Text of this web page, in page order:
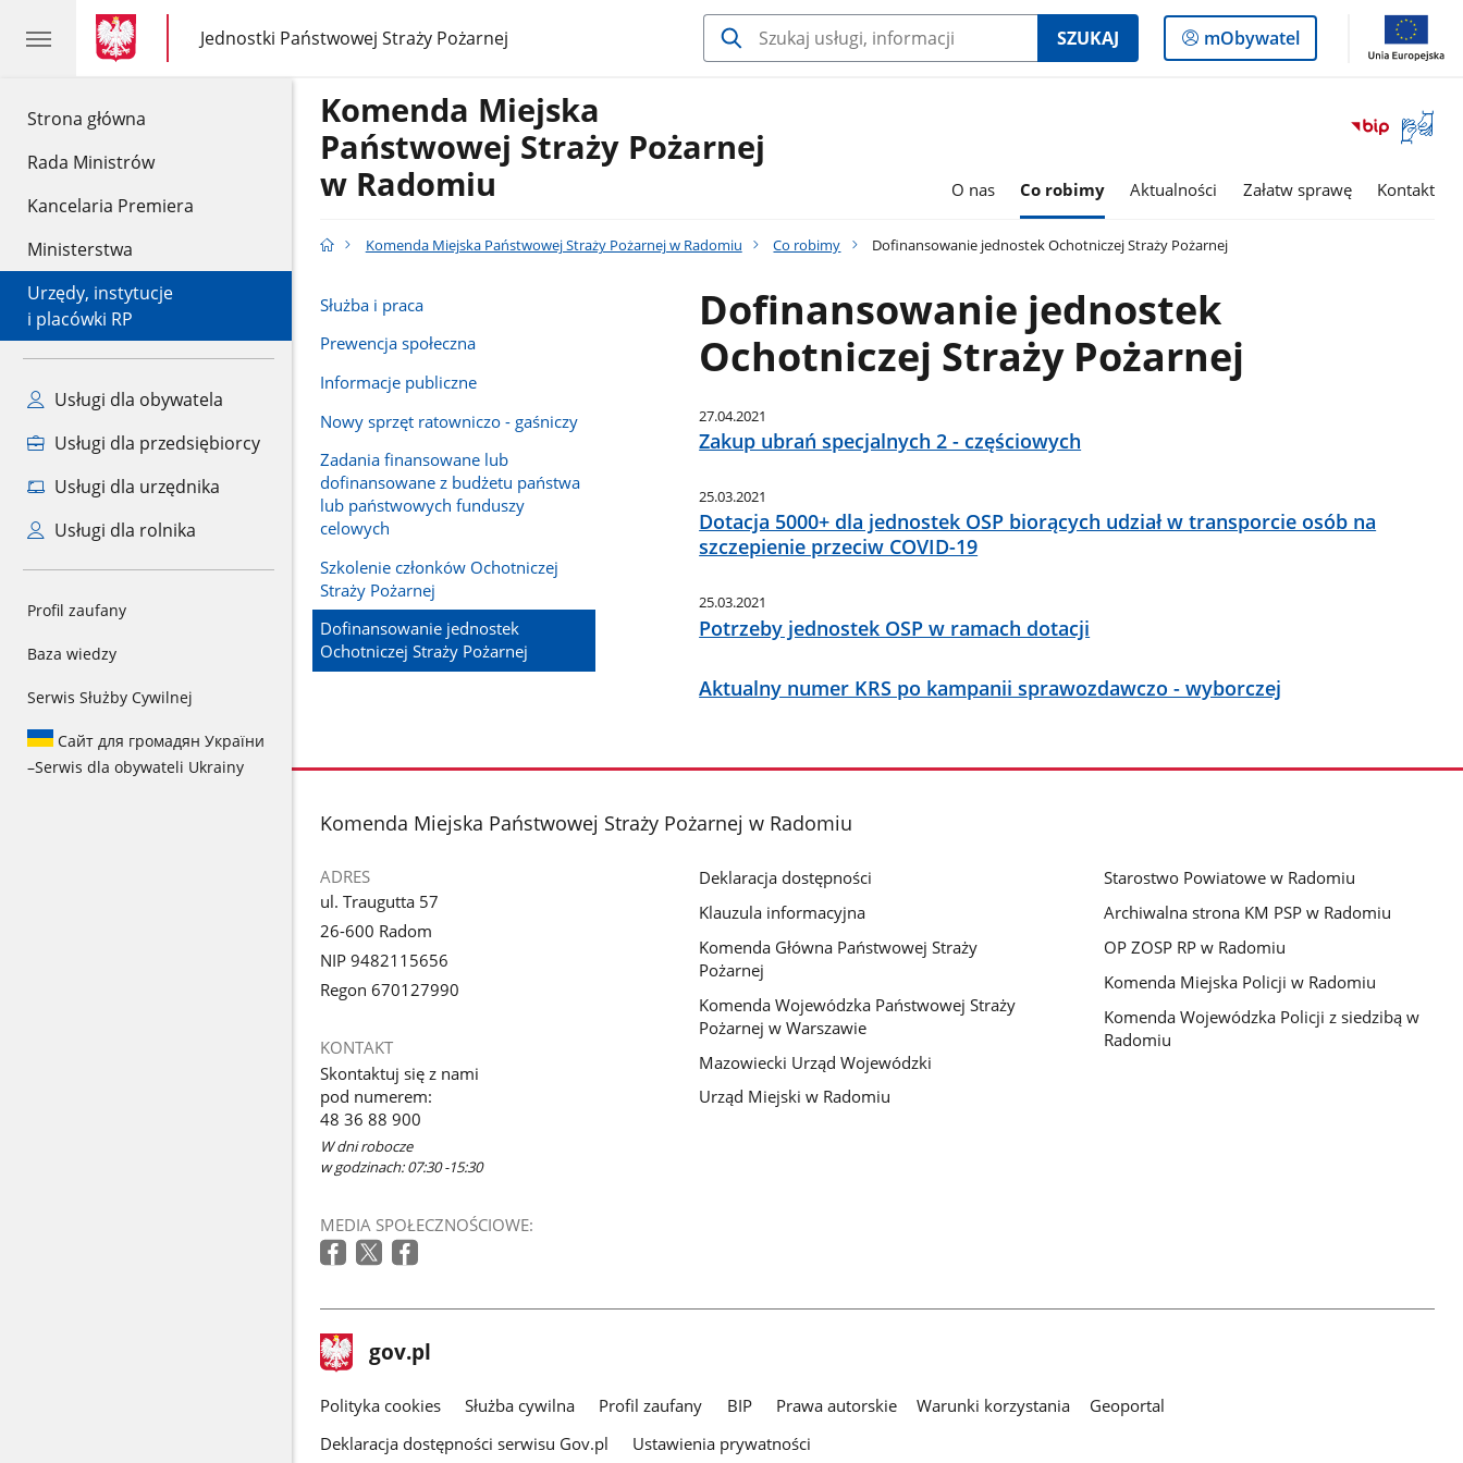
Strona główna
Rada Ministrów
Kancelaria Premiera
Ministerstwa
Urzędy, instytucje
i placówki RP
Usługi dla obywatela
Usługi dla przedsiębiorcy
Usługi dla urzędnika
Usługi dla rolnika
Profil zaufany
Baza wiedzy
Serwis Służby Cywilnej
Сайт для громадян України
–Serwis dla obywateli Ukrainy
gov.pl
gov.pl
Jednostki Państwowej Straży Pożarnej
gov.pl
Jednostki
Państwowej
SZUKAJ
Logowanie
do
mObywatel
Otwórz
okno
Komenda Miejska
Państwowej Straży Pożarnej
w Radomiu
O nas Co robimy Aktualności Załatw sprawę Kontakt
Komenda Miejska Państwowej Straży Pożarnej w Radomiu Co robimy Dofinansowanie jednostek Ochotniczej Straży Pożarnej
Służba i praca
Prewencja społeczna
Informacje publiczne
Nowy sprzęt ratowniczo - gaśniczy
Zadania finansowane lub
dofinansowane z budżetu państwa
lub państwowych funduszy
celowych
Szkolenie członków Ochotniczej
Straży Pożarnej
Dofinansowanie jednostek
Ochotniczej Straży Pożarnej
Dofinansowanie jednostek
Ochotniczej Straży Pożarnej
27.04.2021
Zakup ubrań specjalnych 2 - częściowych
25.03.2021
Dotacja 5000+ dla jednostek OSP biorących udział w transporcie osób na
szczepienie przeciw COVID-19
25.03.2021
Potrzeby jednostek OSP w ramach dotacji
Aktualny numer KRS po kampanii sprawozdawczo - wyborczej
stopka
Komenda Miejska Państwowej Straży Pożarnej w Radomiu
ADRES
ul. Traugutta 57
26-600 Radom
NIP 9482115656
Regon 670127990
KONTAKT
Skontaktuj się z nami
pod numerem:
48 36 88 900
W dni robocze
w godzinach: 07:30 -15:30
MEDIA SPOŁECZNOŚCIOWE:
Deklaracja dostępności
Klauzula informacyjna
Komenda Główna Państwowej Straży
Pożarnej
Komenda Wojewódzka Państwowej Straży
Pożarnej w Warszawie
Mazowiecki Urząd Wojewódzki
Urząd Miejski w Radomiu
Starostwo Powiatowe w Radomiu
Archiwalna strona KM PSP w Radomiu
OP ZOSP RP w Radomiu
Komenda Miejska Policji w Radomiu
Komenda Wojewódzka Policji z siedzibą w
Radomiu
stopka
gov.pl Strona
gov.pl
gov.pl
Polityka cookies Służba cywilna Profil zaufany BIP Prawa autorskie Warunki korzystania
Geoportal
Deklaracja dostępności serwisu Gov.pl
Ustawienia prywatności